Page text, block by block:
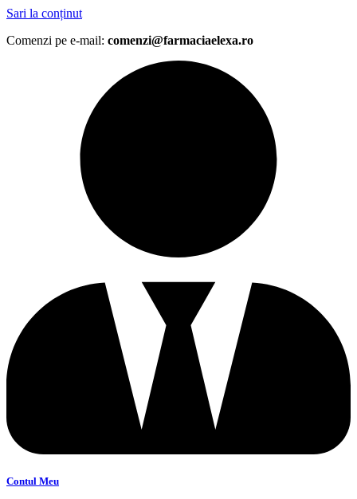
Sari la conținut
Comenzi pe e-mail: comenzi@farmaciaelexa.ro
Contul Meu